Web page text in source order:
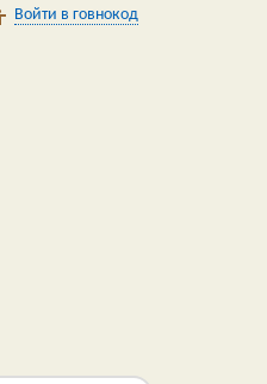
Войти в говнокод